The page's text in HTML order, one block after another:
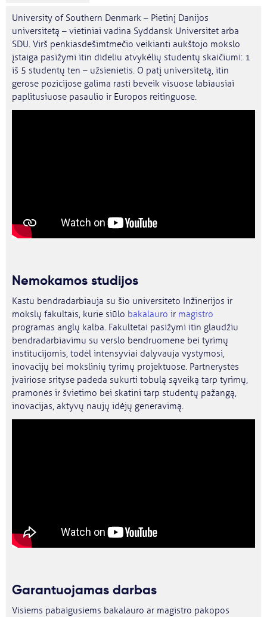
University of Southern Denmark – Pietinį Danijos
universitetą – vietiniai vadina Syddansk Universitet arba
SDU. Virš penkiasdešimtmečio veikianti aukštojo mokslo
įstaiga pasižymi itin dideliu atvykėlių studentų skaičiumi: 1
iš 5 studentų ten – užsienietis. O patį universitetą, itin
gerose pozicijose galima rasti beveik visuose labiausiai
paplitusiuose pasaulio ir Europos reitinguose.
Nemokamos studijos
Kastu bendradarbiauja su šio universiteto Inžinerijos ir
mokslų fakultais, kurie siūlo bakalauro ir magistro
programas anglų kalba. Fakultetai pasižymi itin glaudžiu
bendradarbiavimu su verslo bendruomene bei tyrimų
institucijomis, todėl intensyviai dalyvauja vystymosi,
inovacijų bei mokslinių tyrimų projektuose. Partnerystės
įvairiose srityse padeda sukurti tobulą sąveiką tarp tyrimų,
pramonės ir švietimo bei skatini tarp studentų pažangą,
inovacijas, aktyvų naujų idėjų generavimą.
Garantuojamas darbas
Visiems pabaigusiems bakalauro ar magistro pakopos